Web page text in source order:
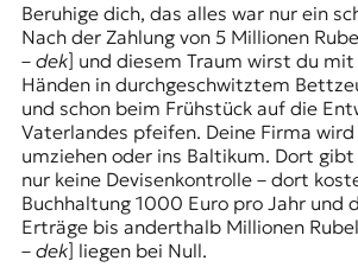
Beruhige dich, das alles war nur ein
Nach der Zahlung von 5 Millionen
– dek] und diesem Traum wirst du
Händen in durchgeschwitztem
und schon beim Frühstück auf die
Vaterlandes pfeifen. Deine Firma wird
umziehen oder ins Baltikum. Dort
nur keine Devisenkontrolle – dort
Buchhaltung 1000 Euro pro Jahr und
Erträge bis anderthalb Millionen
– dek] liegen bei Null.